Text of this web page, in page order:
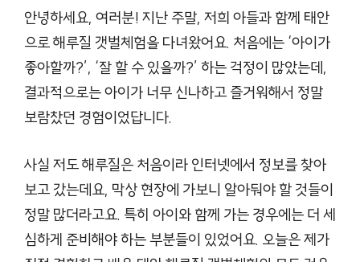
안녕하세요, 여러분! 지난 주말, 저희 아들과 함께 태안
으로 해루질 갯벌체험을 다녀왔어요. 처음에는 ‘아이가
좋아할까?’, ‘잘 할 수 있을까?’ 하는 걱정이 많았는데,
결과적으로는 아이가 너무 신나하고 즐거워해서 정말
보람찼던 경험이었답니다.
사실 저도 해루질은 처음이라 인터넷에서 정보를 찾아
보고 갔는데요, 막상 현장에 가보니 알아둬야 할 것들이
정말 많더라고요. 특히 아이와 함께 가는 경우에는 더 세
심하게 준비해야 하는 부분들이 있었어요. 오늘은 제가